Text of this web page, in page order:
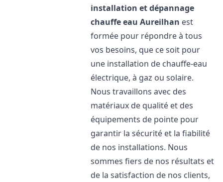
installation et dépannage
chauffe eau Aureilhan est
formée pour répondre à tous
vos besoins, que ce soit pour
une installation de chauffe-eau
électrique, à gaz ou solaire.
Nous travaillons avec des
matériaux de qualité et des
équipements de pointe pour
garantir la sécurité et la fiabilité
de nos installations. Nous
sommes fiers de nos résultats et
de la satisfaction de nos clients,